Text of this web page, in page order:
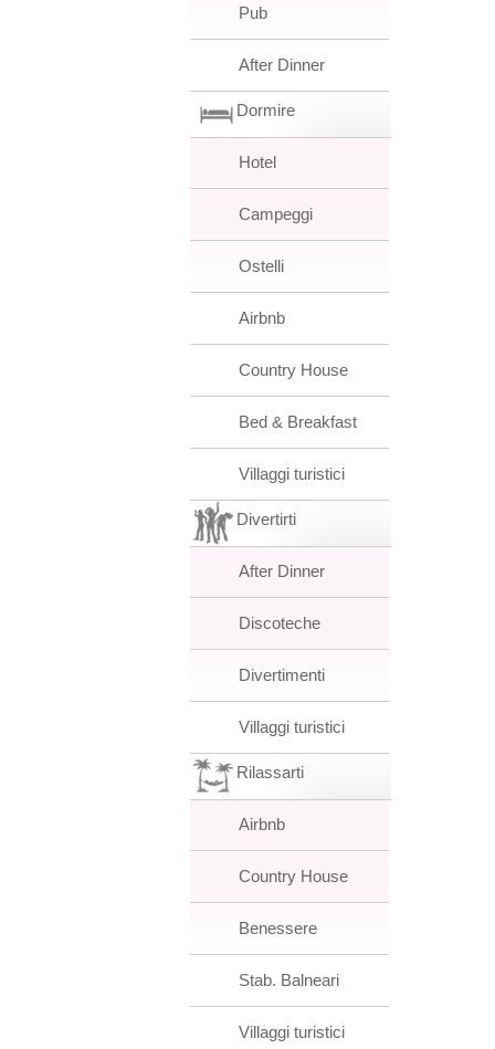
Pub
After Dinner
Dormire
Hotel
Campeggi
Ostelli
Airbnb
Country House
Bed & Breakfast
Villaggi turistici
Divertirti
After Dinner
Discoteche
Divertimenti
Villaggi turistici
Rilassarti
Airbnb
Country House
Benessere
Stab. Balneari
Villaggi turistici